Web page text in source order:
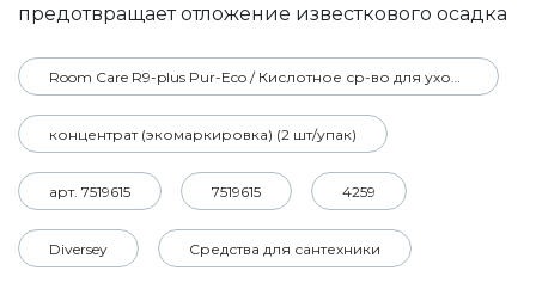
предотвращает отложение известкового осадка
Room Care R9-plus Pur-Eco / Кислотное ср-во для ухода за ванными
концентрат (экомаркировка) (2 шт/упак)
арт. 7519615 7519615 4259
Diversey Средства для сантехники